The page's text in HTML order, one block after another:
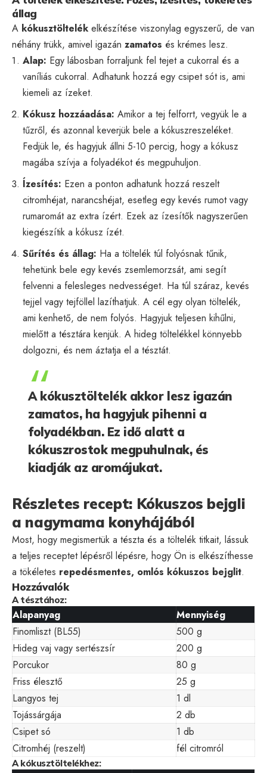
állag
A kókusztöltelék elkészítése viszonylag egyszerű, de van
néhány trükk, amivel igazán zamatos és krémes lesz.
Alap: Egy lábosban forraljunk fel tejet a cukorral és a
vaníliás cukorral. Adhatunk hozzá egy csipet sót is, ami
kiemeli az ízeket.
Kókusz hozzáadása: Amikor a tej felforrt, vegyük le a
tűzről, és azonnal keverjük bele a kókuszreszeléket.
Fedjük le, és hagyjuk állni 5-10 percig, hogy a kókusz
magába szívja a folyadékot és megpuhuljon.
Ízesítés: Ezen a ponton adhatunk hozzá reszelt
citromhéjat, narancshéjat, esetleg egy kevés rumot vagy
rumaromát az extra ízért. Ezek az ízesítők nagyszerűen
kiegészítik a kókusz ízét.
Sűrítés és állag: Ha a töltelék túl folyósnak tűnik,
tehetünk bele egy kevés zsemlemorzsát, ami segít
felvenni a felesleges nedvességet. Ha túl száraz, kevés
tejjel vagy tejföllel lazíthatjuk. A cél egy olyan töltelék,
ami kenhető, de nem folyós. Hagyjuk teljesen kihűlni,
mielőtt a tésztára kenjük. A hideg töltelékkel könnyebb
dolgozni, és nem áztatja el a tésztát.
A kókusztöltelék akkor lesz igazán
zamatos, ha hagyjuk pihenni a
folyadékban. Ez idő alatt a
kókuszrostok megpuhulnak, és
kiadják az aromájukat.
Részletes recept: Kókuszos bejgli
a nagymama konyhájából
Most, hogy megismertük a tészta és a töltelék titkait, lássuk
a teljes receptet lépésről lépésre, hogy Ön is elkészíthesse
a tökéletes repedésmentes, omlós kókuszos bejglit.
Hozzávalók
A tésztához:
Alapanyag
Mennyiség
Finomliszt (BL55)
500 g
Hideg vaj vagy sertészsír
200 g
Porcukor
80 g
Friss élesztő
25 g
Langyos tej
1 dl
Tojássárgája
2 db
Csipet só
1 db
Citromhéj (reszelt)
fél citromról
A kókusztöltelékhez: